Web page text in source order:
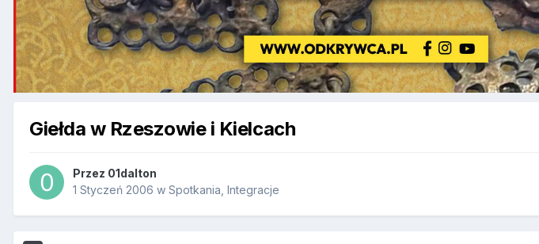
Giełda w Rzeszowie i Kielcach
Przez 01dalton
1 Styczeń 2006 w Spotkania, Integracje